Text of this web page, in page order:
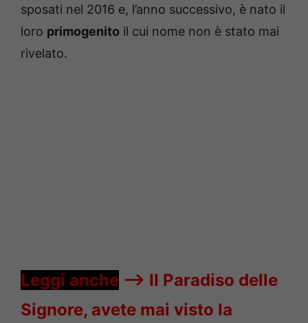
sposati nel 2016 e, l’anno successivo, è nato il
loro primogenito il cui nome non è stato mai
rivelato.
Leggi anche —-> Il Paradiso delle
Signore, avete mai visto la